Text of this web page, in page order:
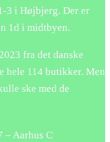
3 i Højbjerg. Der er
1d i midtbyen.
fra det danske
hele 114 butikker. Men
ske med de
– Aarhus C